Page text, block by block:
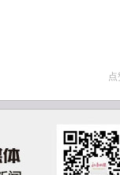
点